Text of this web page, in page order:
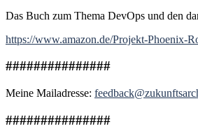
Das Buch zum Thema DevOps und den
https://www.amazon.de/Projekt-Phoenix-
###############
Meine Mailadresse:
###############